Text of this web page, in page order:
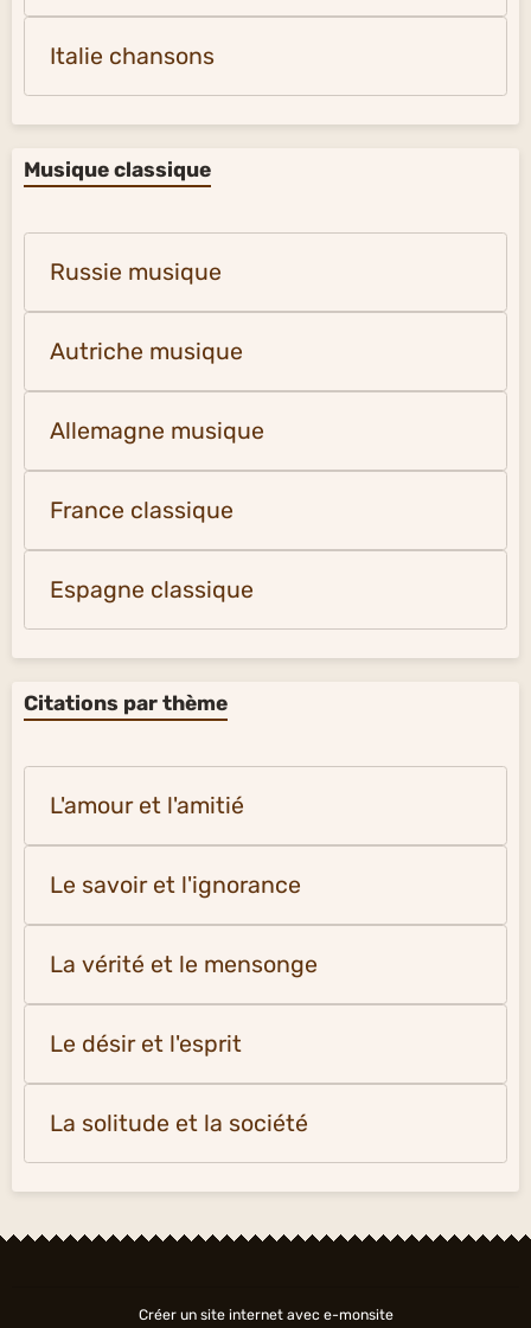
Italie chansons
Musique classique
Russie musique
Autriche musique
Allemagne musique
France classique
Espagne classique
Citations par thème
L'amour et l'amitié
Le savoir et l'ignorance
La vérité et le mensonge
Le désir et l'esprit
La solitude et la société
Créer un site internet avec e-monsite